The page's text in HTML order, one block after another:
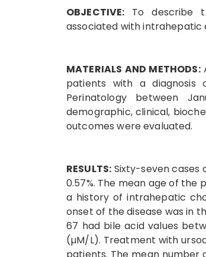
OBJECTIVE: To describe
associated with intrahepatic
MATERIALS AND METHODS:
patients with a diagnosis
Perinatology between
demographic, clinical,
outcomes were evaluated.
RESULTS: Sixty-seven cases
0.57%. The mean age of the
a history of intrahepatic
onset of the disease was in
67 had bile acid values
(µM/L). Treatment with